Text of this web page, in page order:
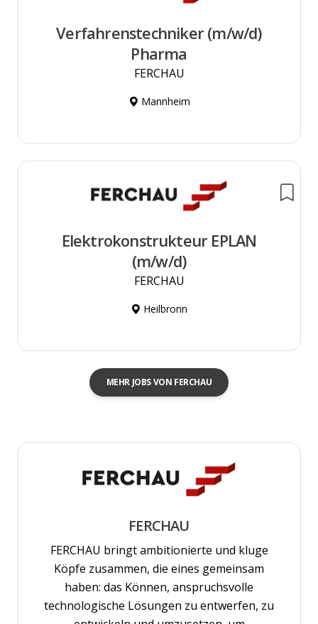
Verfahrenstechniker (m/w/d)
Pharma
FERCHAU
Mannheim
Elektrokonstrukteur EPLAN
(m/w/d)
FERCHAU
Heilbronn
MEHR JOBS VON FERCHAU
FERCHAU
FERCHAU bringt ambitionierte und kluge
Köpfe zusammen, die eines gemeinsam
haben: das Können, anspruchsvolle
technologische Lösungen zu entwerfen, zu